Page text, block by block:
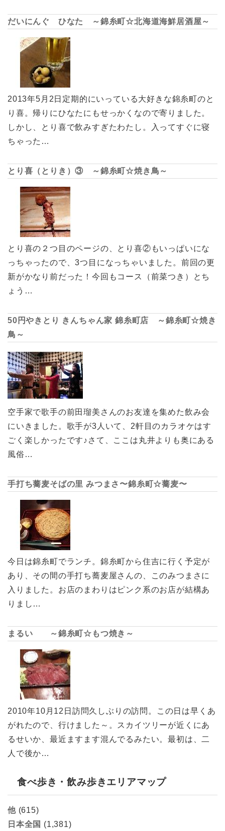
だいにんぐ ひなた ～錦糸町☆北海道海鮮居酒屋～
2013年5月2日定期的にいっている大好きな錦糸町のと
り喜。帰りにひなたにもせっかくなので寄りました。
しかし、とり喜で飲みすぎたわたし。入ってすぐに寝
ちゃった…
とり喜（とりき）③ ～錦糸町☆焼き鳥～
とり喜の２つ目のページの、とり喜②もいっぱいにな
っちゃったので、3つ目になっちゃいました。前回の更
新がかなり前だった！今回もコース（前菜つき）とち
ょう…
50円やきとり きんちゃん家 錦糸町店 ～錦糸町☆焼き
鳥～
空手家で歌手の前田瑠美さんのお友達を集めた飲み会
にいきました。歌手が3人いて、2軒目のカラオケはす
ごく楽しかったです♪さて、ここは丸井よりも奥にある
風俗…
手打ち蕎麦そばの里 みつまさ〜錦糸町☆蕎麦〜
今日は錦糸町でランチ。錦糸町から住吉に行く予定が
あり、その間の手打ち蕎麦屋さんの、このみつまさに
入りました。お店のまわりはピンク系のお店が結構あ
りまし…
まるい ～錦糸町☆もつ焼き～
2010年10月12日訪問久しぶりの訪問。この日は早くあ
がれたので、行けました～。スカイツリーが近くにあ
るせいか、最近ますます混んでるみたい。最初は、二
人で後か…
食べ歩き・飲み歩きエリアマップ
他(615)
日本全国 (1,381)